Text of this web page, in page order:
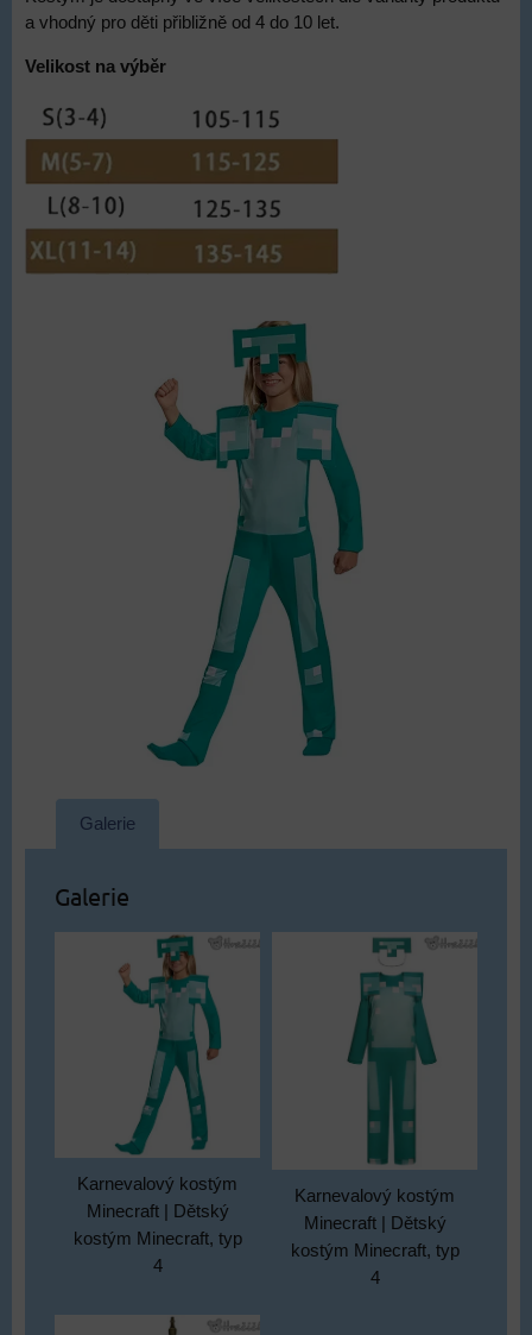
a vhodný pro děti přibližně od 4 do 10 let.
Velikost na výběr
Galerie
Galerie
Karnevalový kostým
Minecraft | Dětský
kostým Minecraft, typ
4
Karnevalový kostým
Minecraft | Dětský
kostým Minecraft, typ
4